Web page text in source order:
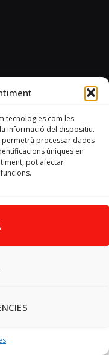
tecnologies com les
informació del dispositiu.
permetrà processar dades
úniques en
pot afectar